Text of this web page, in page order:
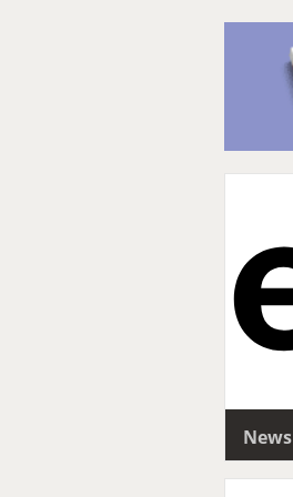
News